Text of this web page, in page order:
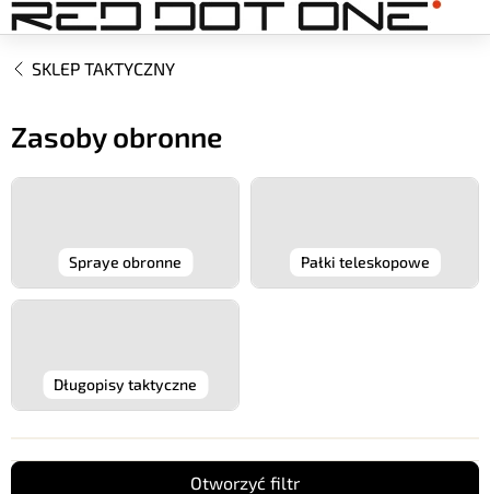
Przejść
do
treściSKLEP TAKTYCZNY
Zasoby obronne
Spraye obronne Pałki teleskopowe
Długopisy taktyczne
Otworzyć filtr